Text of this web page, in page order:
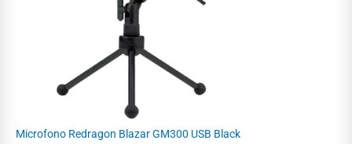
Microfono Redragon Blazar GM300 USB Black